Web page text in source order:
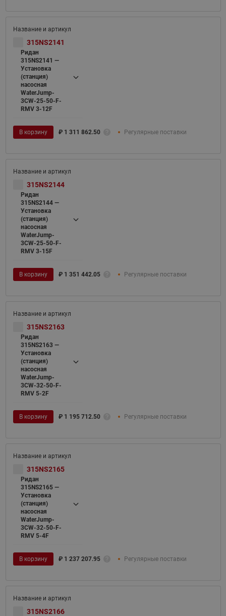
315NS2141
Ридан
315NS2141 —
Установка
(станция)
насосная
WaterJump-
3CW-25-50-F-
RMV 3-12F
В корзину ₽ 1 311 862.50 Регулярные поставки
315NS2144
Ридан
315NS2144 —
Установка
(станция)
насосная
WaterJump-
3CW-25-50-F-
RMV 3-15F
В корзину ₽ 1 351 442.05 Регулярные поставки
315NS2163
Ридан
315NS2163 —
Установка
(станция)
насосная
WaterJump-
3CW-32-50-F-
RMV 5-2F
В корзину ₽ 1 195 712.50 Регулярные поставки
315NS2165
Ридан
315NS2165 —
Установка
(станция)
насосная
WaterJump-
3CW-32-50-F-
RMV 5-4F
В корзину ₽ 1 237 207.95 Регулярные поставки
315NS2166